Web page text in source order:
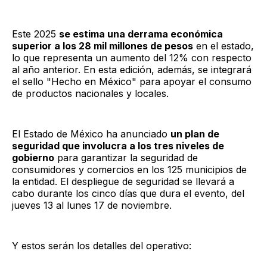
Este 2025 se estima una derrama económica
superior a los 28 mil millones de pesos en el estado,
lo que representa un aumento del 12% con respecto
al año anterior. En esta edición, además, se integrará
el sello "Hecho en México" para apoyar el consumo
de productos nacionales y locales.
El Estado de México ha anunciado un plan de
seguridad que involucra a los tres niveles de
gobierno para garantizar la seguridad de
consumidores y comercios en los 125 municipios de
la entidad. El despliegue de seguridad se llevará a
cabo durante los cinco días que dura el evento, del
jueves 13 al lunes 17 de noviembre.
Y estos serán los detalles del operativo: